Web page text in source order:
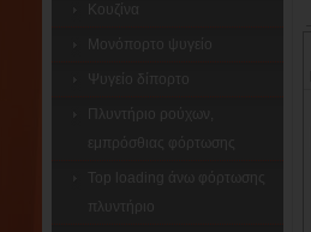
Κουζίνα
Μονόπορτο ψυγείο
Ψυγείο δίπορτο
Πλυντήριο ρούχων,
εμπρόσθιας φόρτωσης
Top loading άνω φόρτωσης
πλυντήριο